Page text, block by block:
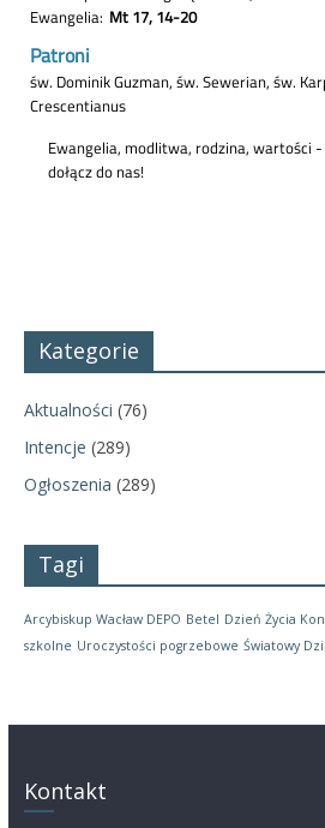
Kategorie
Aktualności (76)
Intencje (289)
Ogłoszenia (289)
Tagi
Arcybiskup Wacław DEPO Betel Dzień Życia
szkolne Uroczystości pogrzebowe Światowy
Kontakt